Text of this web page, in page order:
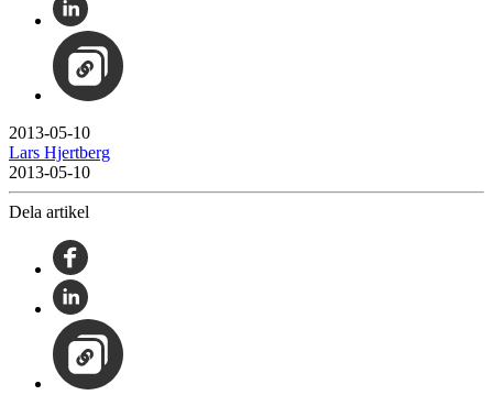
2013-05-10
Lars Hjertberg
2013-05-10
Dela artikel